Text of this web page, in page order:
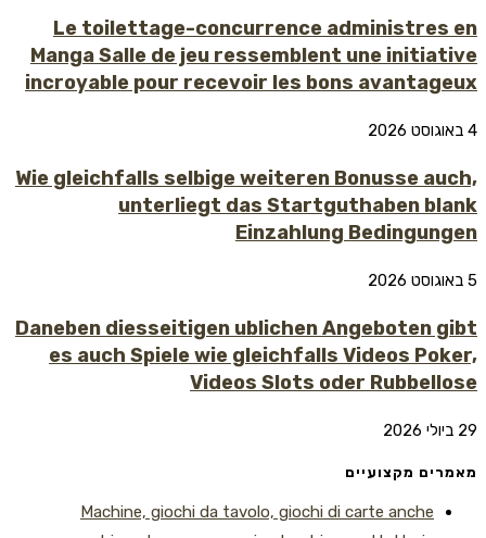
Le toilettage-concurrence administres en
Manga Salle de jeu ressemblent une initiative
incroyable pour recevoir les bons avantageux
4 באוגוסט 2026
Wie gleichfalls selbige weiteren Bonusse auch,
unterliegt das Startguthaben blank
Einzahlung Bedingungen
5 באוגוסט 2026
Daneben diesseitigen ublichen Angeboten gibt
es auch Spiele wie gleichfalls Videos Poker,
Videos Slots oder Rubbellose
29 ביולי 2026
מאמרים מקצועיים
Machine, giochi da tavolo, giochi di carte anche